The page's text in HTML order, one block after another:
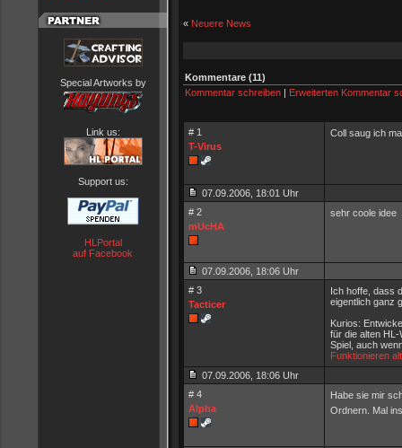
Special Artworks by
Link us:
Support us:
HLPortal
auf Facebook
« Neuere News
Kommentare (11)
Kommentar schreiben | Erweiterten Kommentar
# 1
T-Virus
Coll saug ich
07.09.2006, 18:01 Uhr
# 2
mUcHA
sehr coole idee
07.09.2006, 18:06 Uhr
# 3
Tacticer
Ich hoffe, dass
eigentlich ganz
Kurios:
für die alten
Spiel, auch
Funktionieren
07.09.2006, 18:06 Uhr
# 4
Alpha
Habe sie mir
Ordnern. Mal